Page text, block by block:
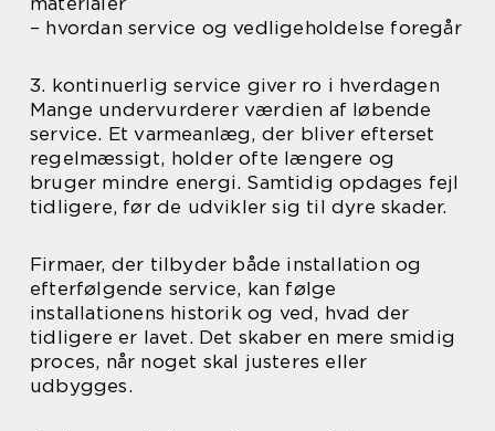
– hvordan service og vedligeholdelse foregår
3. kontinuerlig service giver ro i hverdagen
Mange undervurderer værdien af løbende
service. Et varmeanlæg, der bliver efterset
regelmæssigt, holder ofte længere og
bruger mindre energi. Samtidig opdages fejl
tidligere, før de udvikler sig til dyre skader.
Firmaer, der tilbyder både installation og
efterfølgende service, kan følge
installationens historik og ved, hvad der
tidligere er lavet. Det skaber en mere smidig
proces, når noget skal justeres eller
udbygges.